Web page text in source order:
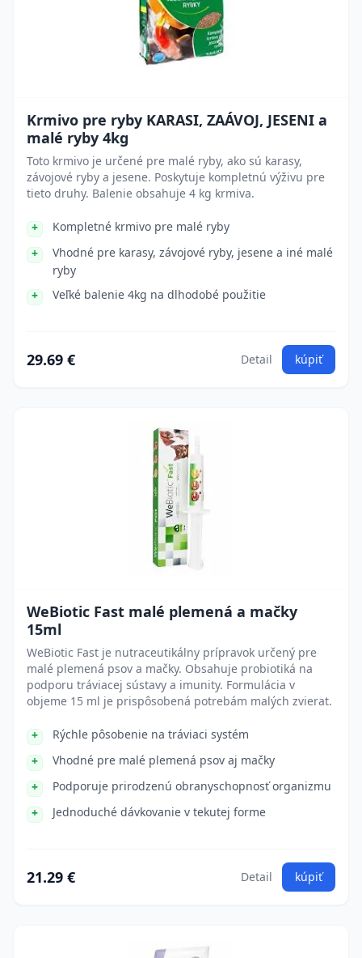
Krmivo pre ryby KARASI, ZAÁVOJ, JESENI a
malé ryby 4kg
Toto krmivo je určené pre malé ryby, ako sú karasy,
závojové ryby a jesene. Poskytuje kompletnú výživu pre
tieto druhy. Balenie obsahuje 4 kg krmiva.
Kompletné krmivo pre malé ryby
Vhodné pre karasy, závojové ryby, jesene a iné malé
ryby
Veľké balenie 4kg na dlhodobé použitie
29.69 € Detail kúpiť
WeBiotic Fast malé plemená a mačky
15ml
WeBiotic Fast je nutraceutikálny prípravok určený pre
malé plemená psov a mačky. Obsahuje probiotiká na
podporu tráviacej sústavy a imunity. Formulácia v
objeme 15 ml je prispôsobená potrebám malých zvierat.
Rýchle pôsobenie na tráviaci systém
Vhodné pre malé plemená psov aj mačky
Podporuje prirodzenú obranyschopnosť organizmu
Jednoduché dávkovanie v tekutej forme
21.29 € Detail kúpiť